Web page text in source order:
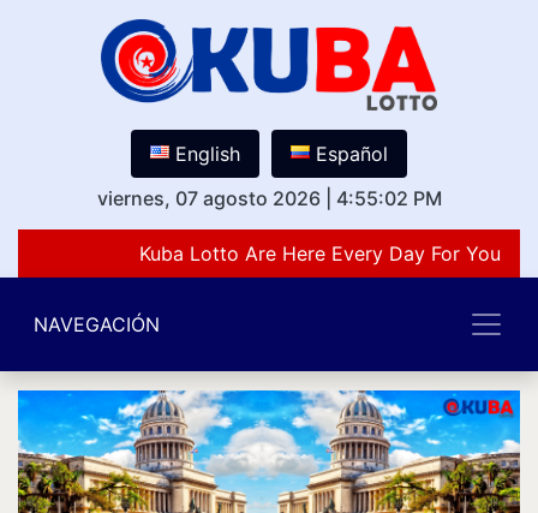
English
Español
viernes, 07 agosto 2026
4:55:02 PM
Kuba Lotto Are Here Every Day For You
NAVEGACIÓN